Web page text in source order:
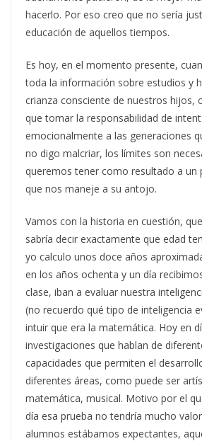
hacerlo. Por eso creo que no sería
educación de aquellos tiempos.
Es hoy, en el momento presente,
toda la información sobre estudios y
crianza consciente de nuestros hijos,
que tomar la responsabilidad de
emocionalmente a las generaciones
no digo malcriar, los límites son
queremos tener como resultado a un
que nos maneje a su antojo.
Vamos con la historia en cuestión,
sabría decir exactamente que edad
yo calculo unos doce años
en los años ochenta y un día
clase, iban a evaluar nuestra
(no recuerdo qué tipo de inteligencia
intuir que era la matemática. Hoy en
investigaciones que hablan de
capacidades que permiten el
diferentes áreas, como puede ser
matemática, musical. Motivo por el
día esa prueba no tendría mucho
alumnos estábamos expectantes,